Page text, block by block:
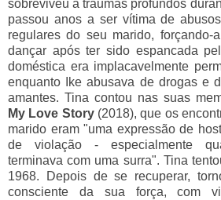
sobreviveu a traumas profundos
passou anos a ser vítima de
regulares do seu marido,
dançar após ter sido espancada
doméstica era implacavelmente
enquanto Ike abusava de drogas e
amantes. Tina contou nas suas
My Love Story(2018), que os
marido eram "uma expressão de
de violação - especialmente
terminava com uma surra". Tina
1968. Depois de se recuperar,
consciente da sua força, com